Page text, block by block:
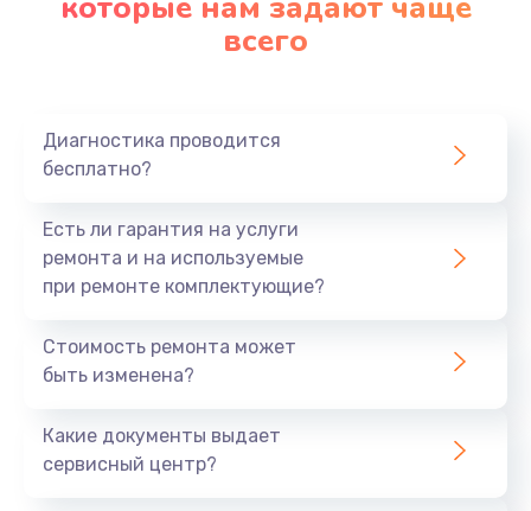
всего
Диагностика проводится
бесплатно?
Есть ли гарантия на услуги
ремонта и на используемые
при ремонте комплектующие?
Стоимость ремонта может
быть изменена?
Какие документы выдает
сервисный центр?